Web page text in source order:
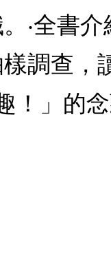
‧全書
調查，
！」的